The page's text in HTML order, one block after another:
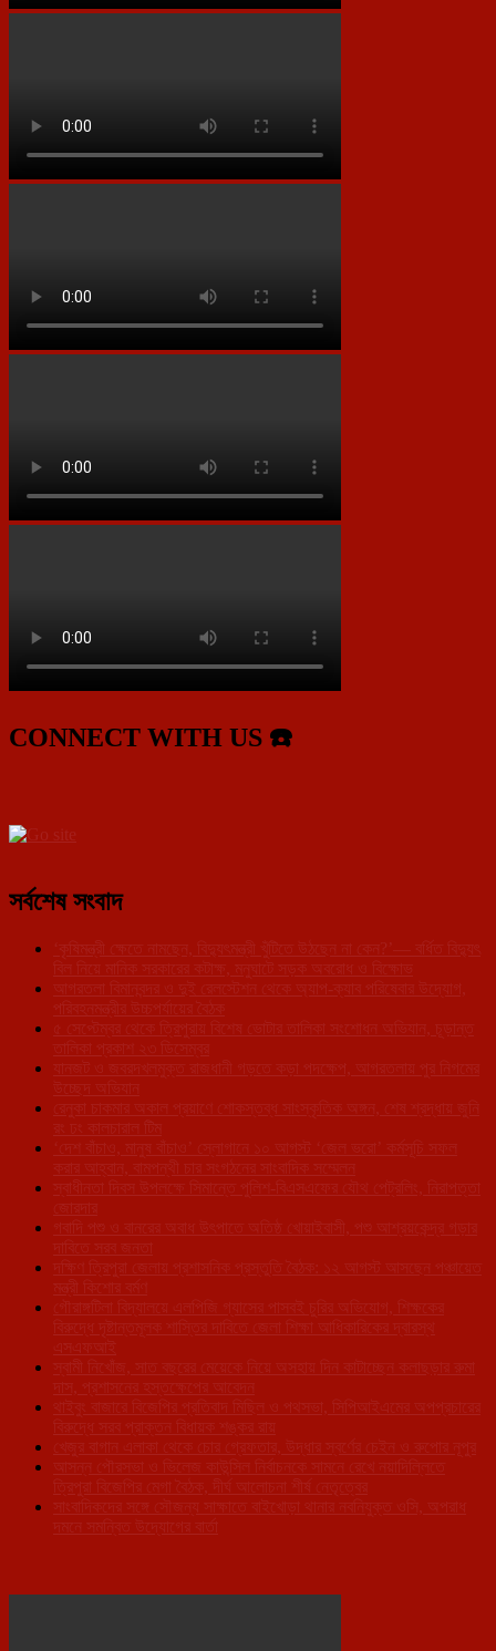
CONNECT WITH US ☎️
সর্বশেষ সংবাদ
‘কৃষিমন্ত্রী ক্ষেতে নামছেন, বিদ্যুৎমন্ত্রী খুঁটিতে উঠছেন না কেন?’— বর্ধিত বিদ্যুৎ
বিল নিয়ে মানিক সরকারের কটাক্ষ, মনুঘাটে সড়ক অবরোধ ও বিক্ষোভ
আগরতলা বিমানবন্দর ও দুই রেলস্টেশন থেকে অ্যাপ-ক্যাব পরিষেবার উদ্যোগ,
পরিবহনমন্ত্রীর উচ্চপর্যায়ের বৈঠক
৫ সেপ্টেম্বর থেকে ত্রিপুরায় বিশেষ ভোটার তালিকা সংশোধন অভিযান, চূড়ান্ত
তালিকা প্রকাশ ২৩ ডিসেম্বর
যানজট ও জবরদখলমুক্ত রাজধানী গড়তে কড়া পদক্ষেপ, আগরতলায় পুর নিগমের
উচ্ছেদ অভিযান
রেনুকা চাকমার অকাল প্রয়াণে শোকস্তব্ধ সাংস্কৃতিক অঙ্গন, শেষ শ্রদ্ধায় জুনি
রং ঢং কালচারাল টিম
‘দেশ বাঁচাও, মানুষ বাঁচাও’ স্লোগানে ১০ আগস্ট ‘জেল ভরো’ কর্মসূচি সফল
করার আহ্বান, বামপন্থী চার সংগঠনের সাংবাদিক সম্মেলন
স্বাধীনতা দিবস উপলক্ষে সিমান্তে পুলিশ-বিএসএফের যৌথ পেট্রলিং, নিরাপত্তা
জোরদার
গবাদি পশু ও বানরের অবাধ উৎপাতে অতিষ্ঠ খোয়াইবাসী, পশু আশ্রয়কেন্দ্র গড়ার
দাবিতে সরব জনতা
দক্ষিণ ত্রিপুরা জেলায় প্রশাসনিক প্রস্তুতি বৈঠক: ১২ আগস্ট আসছেন পঞ্চায়েত
মন্ত্রী কিশোর বর্মণ
গৌরাঙ্গটিলা বিদ্যালয়ে এলপিজি গ্যাসের পাসবই চুরির অভিযোগ, শিক্ষকের
বিরুদ্ধে দৃষ্টান্তমূলক শাস্তির দাবিতে জেলা শিক্ষা আধিকারিকের দ্বারস্থ
এসএফআই
স্বামী নিখোঁজ, সাত বছরের মেয়েকে নিয়ে অসহায় দিন কাটাচ্ছেন কলাছড়ার রুমা
দাস, প্রশাসনের হস্তক্ষেপের আবেদন
থাইবুং বাজারে বিজেপির প্রতিবাদ মিছিল ও পথসভা, সিপিআইএমের অপপ্রচারের
বিরুদ্ধে সরব প্রাক্তন বিধায়ক শঙ্কর রায়
খেজুর বাগান এলাকা থেকে চোর গ্রেফতার, উদ্ধার স্বর্ণের চেইন ও রুপোর নূপুর
আসন্ন পৌরসভা ও ভিলেজ কাউন্সিল নির্বাচনকে সামনে রেখে নয়াদিল্লিতে
ত্রিপুরা বিজেপির মেগা বৈঠক, দীর্ঘ আলোচনা শীর্ষ নেতৃত্বের
সাংবাদিকদের সঙ্গে সৌজন্য সাক্ষাতে বাইখোড়া থানার নবনিযুক্ত ওসি, অপরাধ
দমনে সমন্বিত উদ্যোগের বার্তা